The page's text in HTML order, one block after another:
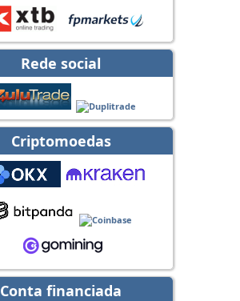
Rede social
Criptomoedas
Conta financiada